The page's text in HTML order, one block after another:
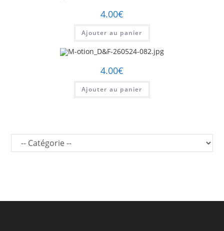
4.00€
Ajouter au panier
4.00€
Ajouter au panier